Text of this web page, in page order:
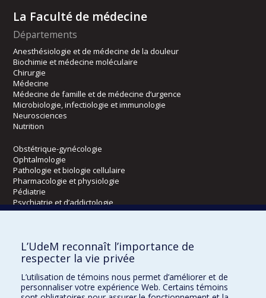
La Faculté de médecine
Départements
Anesthésiologie et de médecine de la douleur
Biochimie et médecine moléculaire
Chirurgie
Médecine
Médecine de famille et de médecine d’urgence
Microbiologie, infectiologie et immunologie
Neurosciences
Nutrition
Obstétrique-gynécologie
Ophtalmologie
Pathologie et biologie cellulaire
Pharmacologie et physiologie
Pédiatrie
Psychiatrie et d’addictologie
Radiologie, radio-oncologie et médecine nucléaire
Écoles
Orthophonie et audiologie
Réadaptation
L’UdeM reconnaît l’importance de
respecter la vie privée
L’utilisation de témoins nous permet d’améliorer et de
personnaliser votre expérience Web. Certains témoins